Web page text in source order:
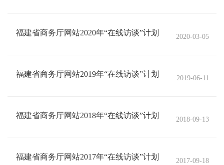
福建省商务厅网站2020年“在线访谈”计划 2020-03-05
福建省商务厅网站2019年“在线访谈”计划 2019-06-11
福建省商务厅网站2018年“在线访谈”计划 2018-09-13
福建省商务厅网站2017年“在线访谈”计划 2017-09-18